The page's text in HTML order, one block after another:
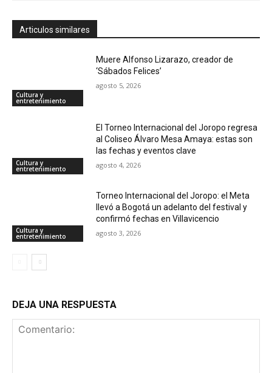
Articulos similares
Cultura y
entretenimiento
Muere Alfonso Lizarazo, creador de
‘Sábados Felices’
agosto 5, 2026
Cultura y
entretenimiento
El Torneo Internacional del Joropo regresa
al Coliseo Álvaro Mesa Amaya: estas son
las fechas y eventos clave
agosto 4, 2026
Cultura y
entretenimiento
Torneo Internacional del Joropo: el Meta
llevó a Bogotá un adelanto del festival y
confirmó fechas en Villavicencio
agosto 3, 2026
DEJA UNA RESPUESTA